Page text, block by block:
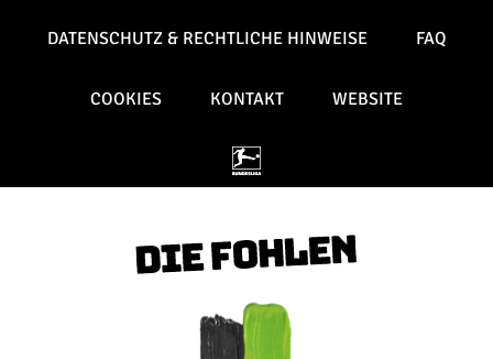
DATENSCHUTZ & RECHTLICHE HINWEISE FAQ
COOKIES KONTAKT WEBSITE